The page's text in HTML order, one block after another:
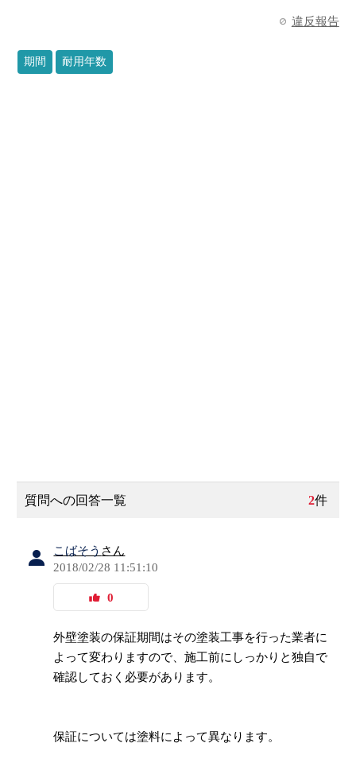
違反報告
期間 耐用年数
質問への回答一覧 2件
こばそう さん
2018/02/28 11:51:10
0
外壁塗装の保証期間はその塗装工事を行った業者に
よって変わりますので、施工前にしっかりと独自で
確認しておく必要があります。
保証については塗料によって異なります。